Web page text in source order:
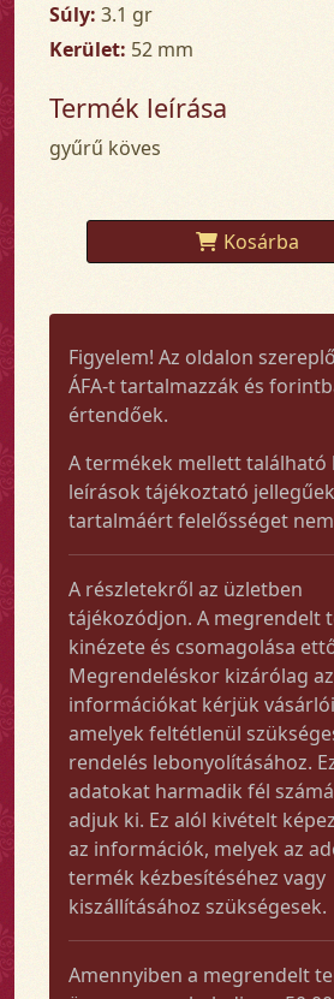
Súly: 3.1 gr
Kerület: 52 mm
Termék leírása
gyűrű köves
Kosárba
Figyelem! Az oldalon
ÁFA-t tartalmazzák és
értendőek.
A termékek mellett található
leírások tájékoztató
tartalmáért felelősséget
A részletekről az üzletben
tájékozódjon. A megrendelt
kinézete és csomagolása
Megrendeléskor kizárólag
információkat kérjük
amelyek feltétlenül
rendelés lebonyolításához.
adatokat harmadik fél
adjuk ki. Ez alól kivételt
az információk, melyek az
termék kézbesítéséhez vagy
kiszállításához szükségesek.
Amennyiben a megrendelt